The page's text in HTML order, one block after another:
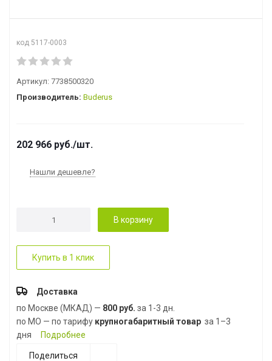
код 5117-0003
Артикул: 7738500320
Производитель: Buderus
202 966 руб./шт.
Нашли дешевле?
В корзину
Купить в 1 клик
Доставка
по Москве (МКАД) — 800 руб. за 1-3 дн.
по МО — по тарифу крупногабаритный товар за 1–3
дня
Подробнее
Поделиться